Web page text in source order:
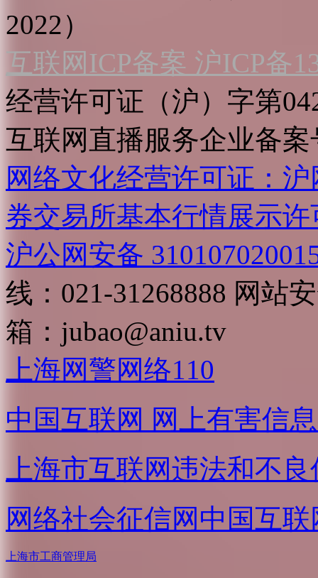
2022）
互联网ICP备案 沪ICP备
经营许可证（沪）字第
互联网直播服务企业备案
网络文化经营许可证：
券交易所基本行情展示许
沪公网安备
线：021-31268888 网站
箱： jubao@aniu.tv
上海网警网络110
中国互联网 网上有害信
上海市互联网违法和不
网络社会征信网 中国互
上海市工商管理局